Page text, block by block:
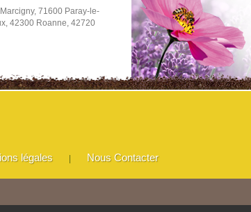
71600 Paray-le-
42300 Roanne, 42720
légales Nous Contacter